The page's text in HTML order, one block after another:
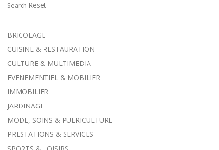
Search Reset
BRICOLAGE
CUISINE & RESTAURATION
CULTURE & MULTIMEDIA
EVENEMENTIEL & MOBILIER
IMMOBILIER
JARDINAGE
MODE, SOINS & PUERICULTURE
PRESTATIONS & SERVICES